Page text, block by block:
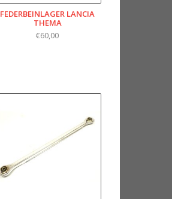
FEDERBEINLAGER LANCIA
THEMA
€60,00